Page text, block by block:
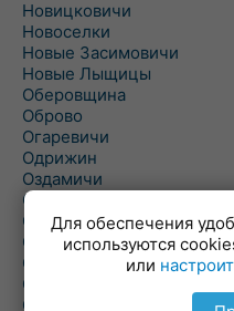
Новицковичи
Новоселки
Новые Засимовичи
Новые Лыщицы
Оберовщина
Оброво
Огаревичи
Одрижин
Оздамичи
Озяты
Олтуш
Ольманы
Ольпень
Ольшаны
Омельная
Для обеспечения
используются
или